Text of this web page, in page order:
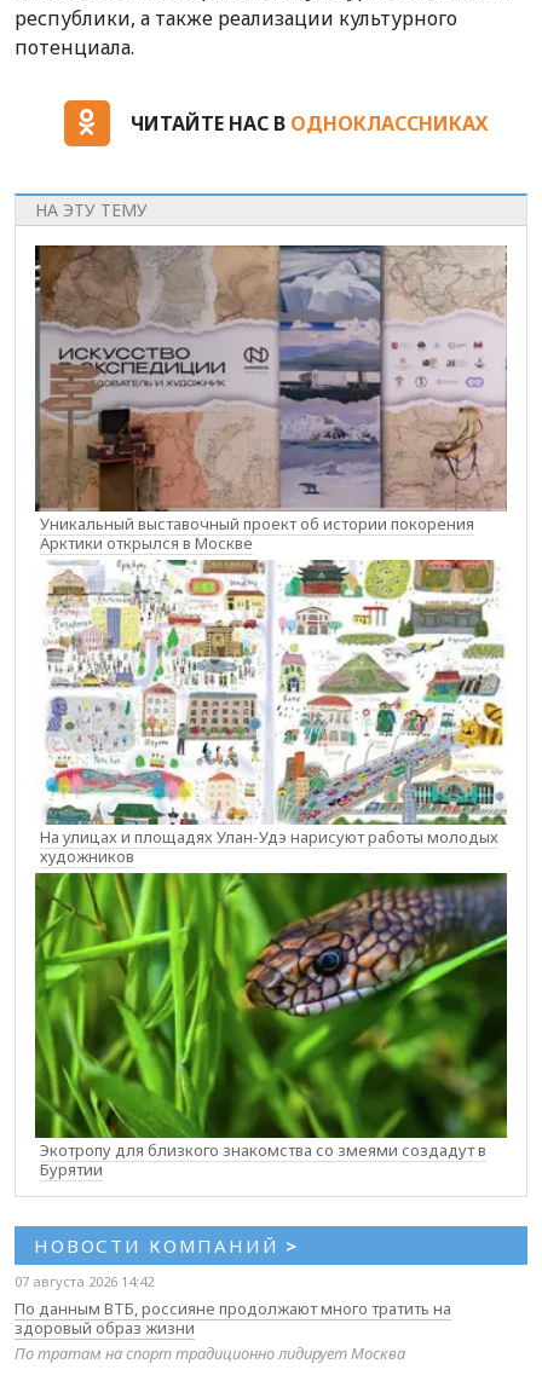
республики, а также реализации культурного
потенциала.
ЧИТАЙТЕ НАС В ОДНОКЛАССНИКАХ
НА ЭТУ ТЕМУ
Уникальный выставочный проект об истории покорения
Арктики открылся в Москве
На улицах и площадях Улан-Удэ нарисуют работы молодых
художников
Экотропу для близкого знакомства со змеями создадут в
Бурятии
НОВОСТИ КОМПАНИЙ >
07 августа 2026 14:42
По данным ВТБ, россияне продолжают много тратить на
здоровый образ жизни
По тратам на спорт традиционно лидирует Москва